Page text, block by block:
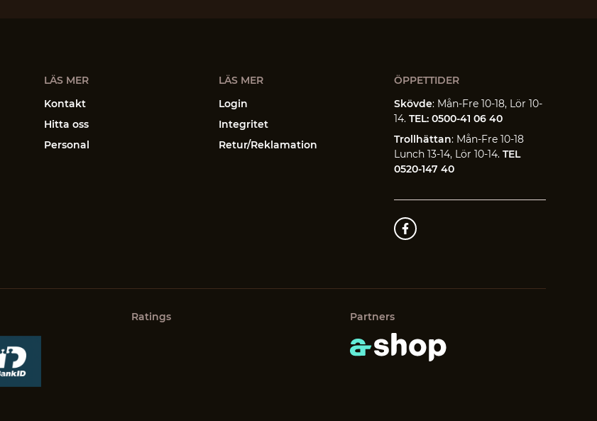
LÄS MER
Kontakt
Hitta oss
Personal
LÄS MER
Login
Integritet
Retur/Reklamation
ÖPPETTIDER
Skövde: Mån-Fre 10-18, Lör 10-
14.TEL: 0500-41 06 40
Trollhättan: Mån-Fre 10-18
Lunch 13-14, Lör 10-14.TEL
0520-147 40
Ratings Partners